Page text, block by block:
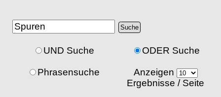
UND Suche
Phrasensuche
ODER Suche
Anzeigen
Ergebnisse / Seite